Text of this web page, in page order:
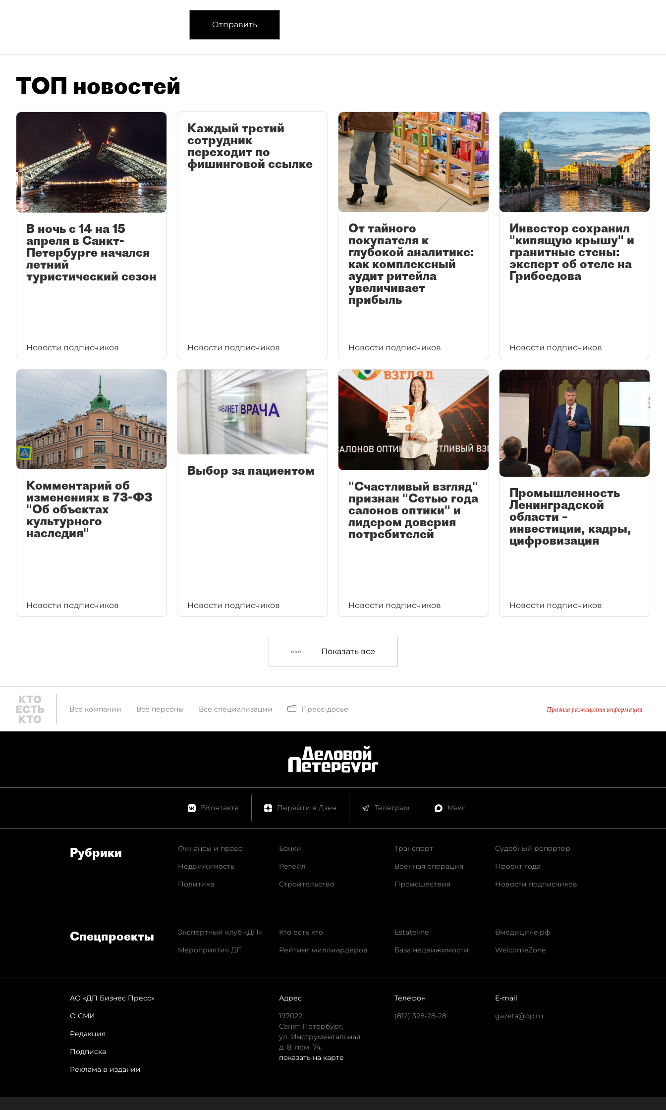
Отправить
ТОП новостей
В ночь с 14 на 15
апреля в Санкт-
Петербурге начался
летний
туристический сезон
Новости подписчиков
Каждый третий
сотрудник
переходит по
фишинговой ссылке
Новости подписчиков
От тайного
покупателя к
глубокой аналитике:
как комплексный
аудит ритейла
увеличивает
прибыль
Новости подписчиков
Инвестор сохранил
"кипящую крышу" и
гранитные стены:
эксперт об отеле на
Грибоедова
Новости подписчиков
Комментарий об
изменениях в 73-ФЗ
"Об объектах
культурного
наследия"
Новости подписчиков
Выбор за пациентом
Новости подписчиков
"Счастливый взгляд"
признан "Сетью года
салонов оптики" и
лидером доверия
потребителей
Новости подписчиков
Промышленность
Ленинградской
области –
инвестиции, кадры,
цифровизация
Новости подписчиков
Показать все
Все компании Все персоны Все специализации Пресс-досье Правила размещения информации
ВКонтакте Перейти в Дзен Телеграм Макс
Рубрики
Финансы и право
Недвижимость
Политика
Банки
Ретейл
Строительство
Транспорт
Военная операция
Происшествия
Судебный репортер
Проект года
Новости подписчиков
Спец­проекты
Экспертный клуб «ДП»
Мероприятия ДП
Кто есть кто
Рейтинг миллиардеров
Estateline
База недвижимости
Вмедицине.рф
WelcomeZone
АО «ДП Бизнес Пресс»
О СМИ
Редакция
Подписка
Реклама в издании
Адрес
197022,
Санкт-Петербург,
ул. Инструментальная,
д. 8, пом. 74.
показать на карте
Телефон
(812) 328-28-28
E-mail
gazeta@dp.ru